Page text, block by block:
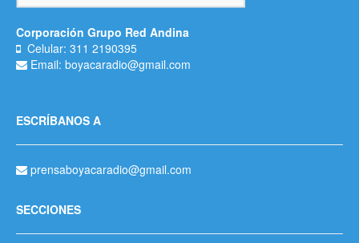
Corporación Grupo Red Andina
Celular: 311 2190395
Email: boyacaradio@gmail.com
ESCRÍBANOS A
prensaboyacaradio@gmail.com
SECCIONES